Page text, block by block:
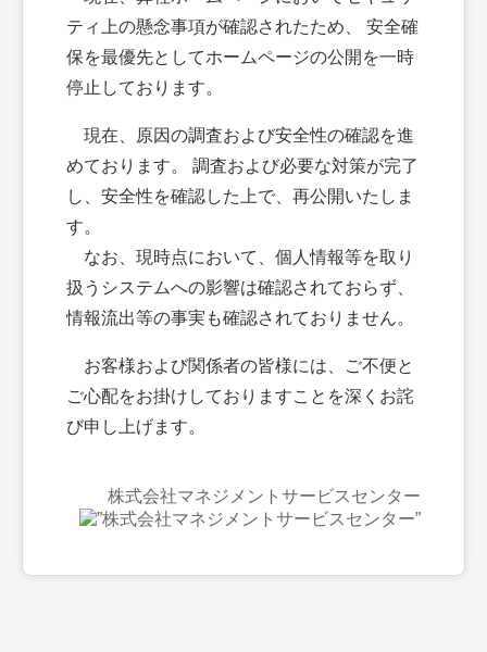
ティ上の懸念事項が確認されたため、 安全確
保を最優先としてホームページの公開を一時
停止しております。
現在、原因の調査および安全性の確認を進
めております。 調査および必要な対策が完了
し、安全性を確認した上で、再公開いたしま
す。
なお、現時点において、個人情報等を取り
扱うシステムへの影響は確認されておらず、
情報流出等の事実も確認されておりません。
お客様および関係者の皆様には、ご不便と
ご心配をお掛けしておりますことを深くお詫
び申し上げます。
株式会社マネジメントサービスセンター